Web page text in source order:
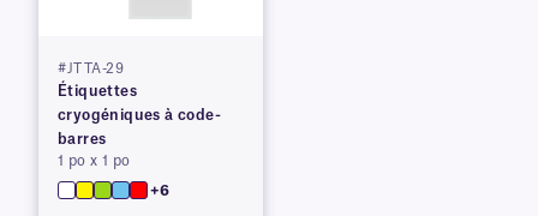
#JTTA-29
Étiquettes
cryogéniques à code-
barres
1 po x 1 po
+6